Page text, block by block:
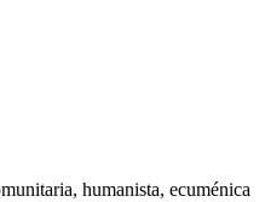
humanista, ecuménica